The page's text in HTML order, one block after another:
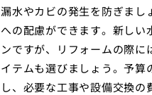
漏水やカビの発生を防ぎまし
への配慮ができます。新し
ンですが、リフォームの際
イテムも選びましょう。予
し、必要な工事や設備交換